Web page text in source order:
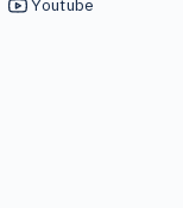
Youtube